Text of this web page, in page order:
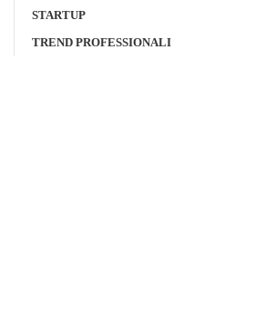
STARTUP
TREND PROFESSIONALI